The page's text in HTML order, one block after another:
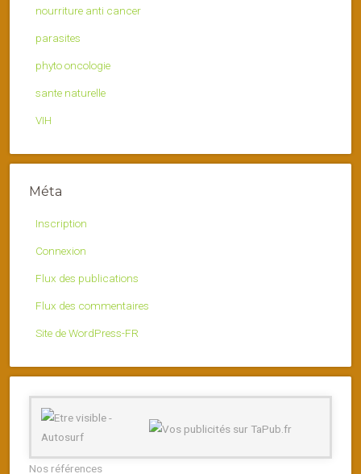
nourriture anti cancer
parasites
phyto oncologie
sante naturelle
VIH
Méta
Inscription
Connexion
Flux des publications
Flux des commentaires
Site de WordPress-FR
Nos références